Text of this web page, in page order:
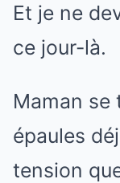
Et je ne
ce jour-là.
Maman se
épaules
tension